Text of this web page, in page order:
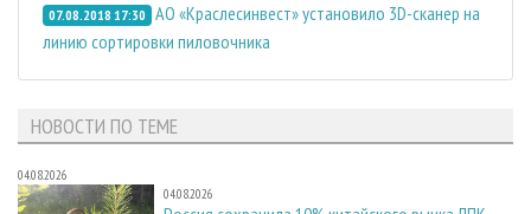
07.08.2018 17:30 АО «Краслесинвест» установило 3D-сканер на
линию сортировки пиловочника
НОВОСТИ ПО ТЕМЕ
04.08.2026
04.08.2026